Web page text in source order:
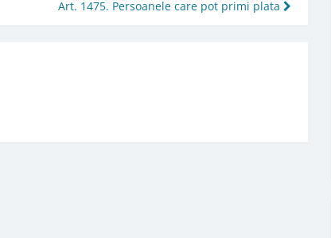
Art. 1475. Persoanele care pot primi plata